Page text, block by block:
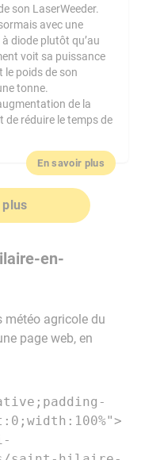
son LaserWeeder.
avec une
diode plutôt qu’au
voit sa puissance
le poids de son
tonne.
de la
de réduire le temps de
En savoir plus
en-
agricole du
page web, en